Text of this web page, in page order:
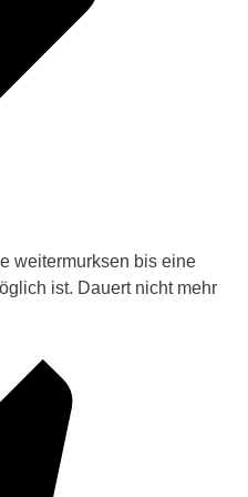
weitermurksen bis eine
ist. Dauert nicht mehr